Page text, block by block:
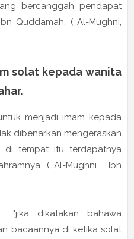
bercanggah pendapat
Quddamah, ( Al-Mughni,
solat kepada wanita
menjadi imam kepada
dibenarkan mengeraskan
di tempat itu terdapatnya
( Al-Mughni , Ibn
"jika dikatakan bahawa
bacaannya di ketika solat